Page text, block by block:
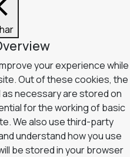
your experience while
Out of these cookies, the
necessary are stored on
for the working of basic
We also use third-party
understand how you use
be stored in your browser